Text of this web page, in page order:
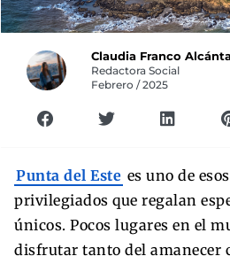
Claudia Franco
Redactora Social
Febrero / 2025
Punta del Este es uno de
privilegiados que regalan
únicos. Pocos lugares en el
disfrutar tanto del amanecer